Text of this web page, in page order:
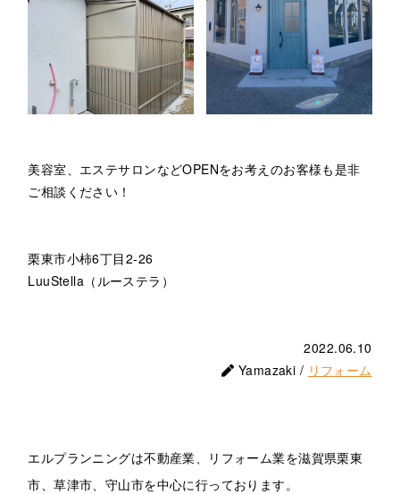
美容室、エステサロンなどOPENをお考えのお客様も是非
ご相談ください！
栗東市小柿6丁目2-26
LuuStella（ルーステラ）
2022.06.10
Yamazaki / リフォーム
エルプランニングは不動産業、リフォーム業を滋賀県栗東
市、草津市、守山市を中心に行っております。